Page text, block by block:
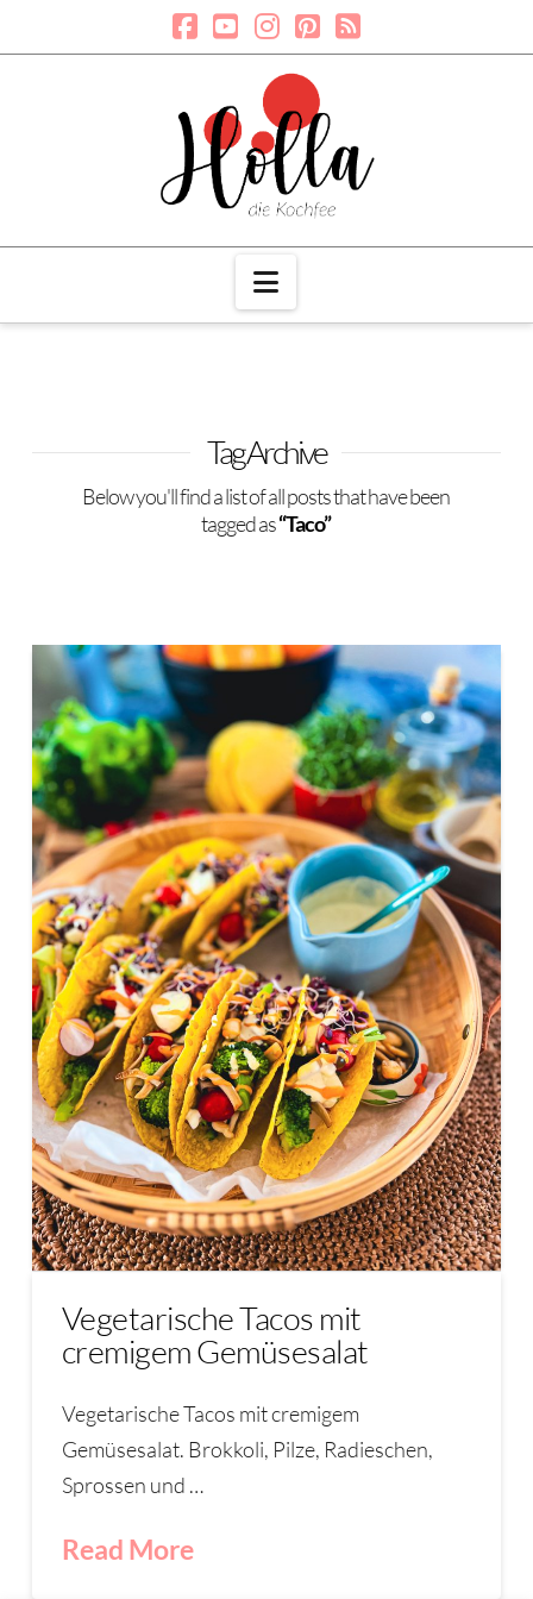
Navigation
Tag Archive
Below you'll find a list of all posts that have been
tagged as“Taco”
Vegetarische Tacos mit
cremigem Gemüsesalat
Vegetarische Tacos mit cremigem
Gemüsesalat. Brokkoli, Pilze, Radieschen,
Sprossen und …
Read More